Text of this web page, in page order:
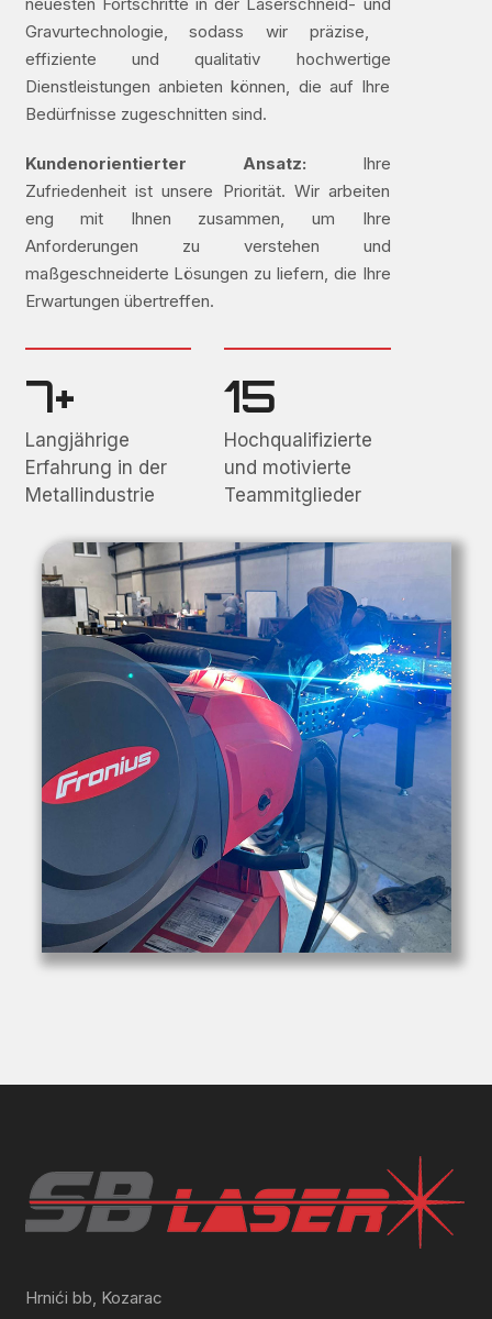
Gravurtechnologie, sodass wir präzise, ​​
effiziente und qualitativ hochwertige
Dienstleistungen anbieten können, die auf Ihre
Bedürfnisse zugeschnitten sind.
Kundenorientierter Ansatz: Ihre
Zufriedenheit ist unsere Priorität. Wir arbeiten
eng mit Ihnen zusammen, um Ihre
Anforderungen zu verstehen und
maßgeschneiderte Lösungen zu liefern, die Ihre
Erwartungen übertreffen.
7+
Langjährige
Erfahrung in der
Metallindustrie
15
Hochqualifizierte
und motivierte
Teammitglieder
Hrnići bb, Kozarac